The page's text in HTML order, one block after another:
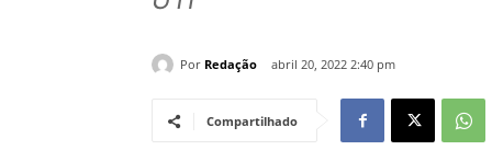
Por Redação abril 20, 2022 2:40 pm
Compartilhado